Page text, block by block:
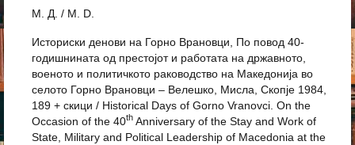
М. Д. / M. D.
Историски денови на Горно Врановци, По повод 40-
годишнината од престојот и работата на државното,
военото и политичкото раководство на Македонија во
селото Горно Врановци – Велешко, Мисла, Скопје 1984,
189 + скици / Historical Days of Gorno Vranovci. On the
Occasion of the 40th Anniversary of the Stay and Work of
State, Military and Political Leadership of Macedonia at the